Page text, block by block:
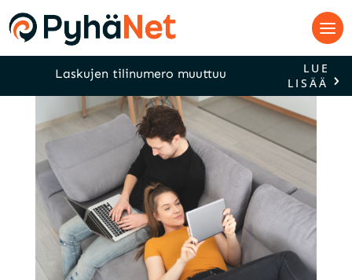
Laskujen tilinumero muuttuu
LUE
LISÄÄ